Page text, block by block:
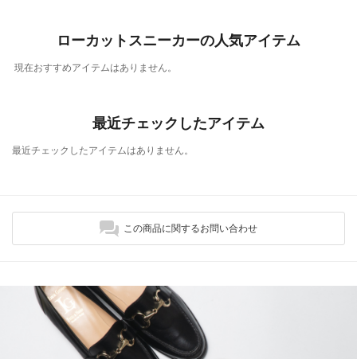
ローカットスニーカーの人気アイテム
現在おすすめアイテムはありません。
最近チェックしたアイテム
最近チェックしたアイテムはありません。
この商品に関するお問い合わせ